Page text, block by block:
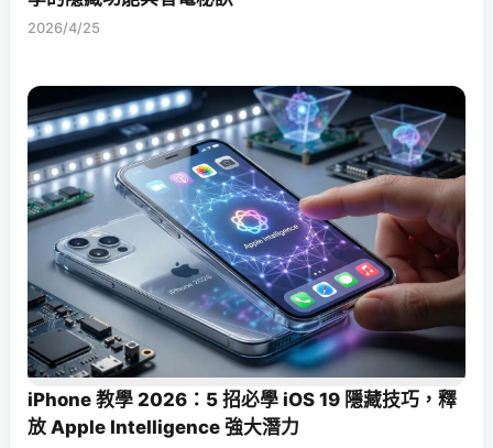
2026/4/25
iPhone 教學 2026：5 招必學 iOS 19 隱藏技巧，釋
放 Apple Intelligence 強大潛力